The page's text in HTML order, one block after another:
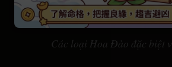
Các loại Hoa Đào đặc biệt